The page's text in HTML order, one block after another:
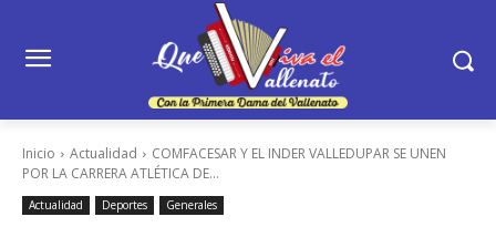
Inicio Actualidad
COMFACESAR Y EL INDER VALLEDUPAR SE UNEN
POR LA CARRERA ATLÉTICA DE...
Actualidad Deportes Generales